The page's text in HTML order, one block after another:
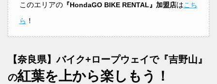
このエリアの『HondaGO BIKE RENTAL』加盟店はこち
ら ！
【奈良県】バイク+ロープウェイで『吉野山』
の紅葉を上から楽しもう！